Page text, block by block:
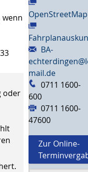
oder
OpenStreetMap
BA-
mail.de
0711 1600-
600
0711 1600-
47600
Zur Online-